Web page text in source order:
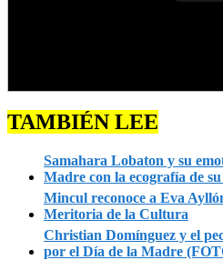
TAMBIÉN LEE
Samahara Lobaton y su
Madre con la ecografía de
Mincul reconoce a Eva
Meritoria de la Cultura
Christian Domínguez y el
por el Día de la Madre